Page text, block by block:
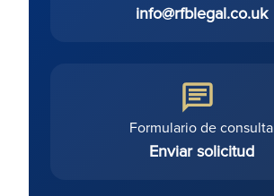
info@rfblegal.co.uk
Formulario de consulta
Enviar solicitud